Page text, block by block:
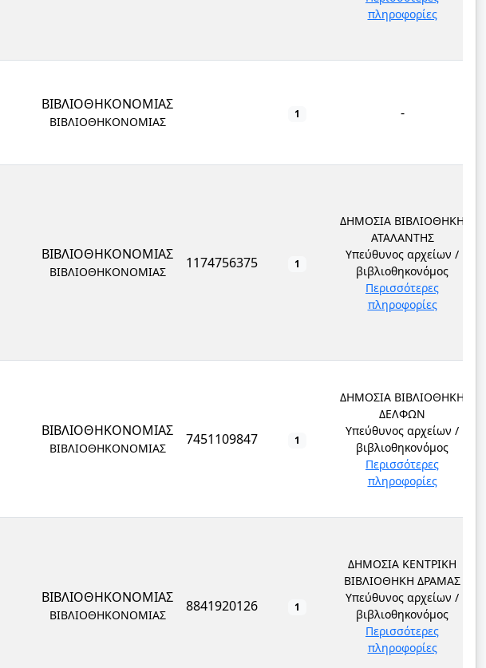
πληροφορίες
ΒΙΒΛΙΟΘΗΚΟΝΟΜΙΑΣ
ΒΙΒΛΙΟΘΗΚΟΝΟΜΙΑΣ
1 -
ΒΙΒΛΙΟΘΗΚΟΝΟΜΙΑΣ
ΒΙΒΛΙΟΘΗΚΟΝΟΜΙΑΣ
1174756375 1
ΔΗΜΟΣΙΑ ΒΙΒΛΙΟΘΗΚΗ
ΑΤΑΛΑΝΤΗΣ
Υπεύθυνος αρχείων /
βιβλιοθηκονόμος
Περισσότερες
πληροφορίες
ΒΙΒΛΙΟΘΗΚΟΝΟΜΙΑΣ
ΒΙΒΛΙΟΘΗΚΟΝΟΜΙΑΣ
7451109847 1
ΔΗΜΟΣΙΑ ΒΙΒΛΙΟΘΗΚΗ
ΔΕΛΦΩΝ
Υπεύθυνος αρχείων /
βιβλιοθηκονόμος
Περισσότερες
πληροφορίες
ΒΙΒΛΙΟΘΗΚΟΝΟΜΙΑΣ
ΒΙΒΛΙΟΘΗΚΟΝΟΜΙΑΣ
8841920126 1
ΔΗΜΟΣΙΑ ΚΕΝΤΡΙΚΗ
ΒΙΒΛΙΟΘΗΚΗ ΔΡΑΜΑΣ
Υπεύθυνος αρχείων /
βιβλιοθηκονόμος
Περισσότερες
πληροφορίες